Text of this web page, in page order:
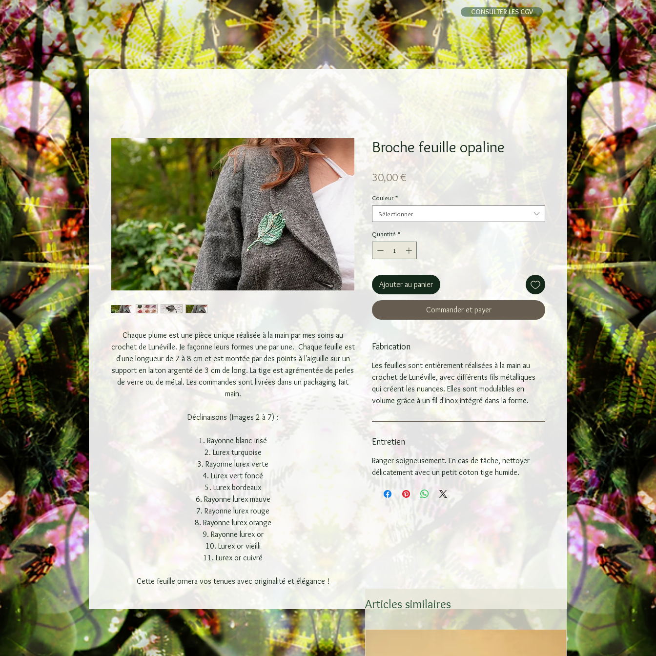
CONSULTER LES CGV
Chaque plume est une pièce unique réalisée à la main par mes soins au
crochet de Lunéville. Je façonne leurs formes une par une. Chaque feuille est
d'une longueur de 7 à 8 cm et est montée par des points à l'aiguille sur un
support en laiton argenté de 3 cm de long. La tige est agrémentée de perles
de verre ou de métal. Les commandes sont livrées dans un packaging fait
main.
Déclinaisons (Images 2 à 7) :
1. Rayonne blanc irisé
2. Lurex turquoise
3. Rayonne lurex verte
4. Lurex vert foncé
5. Lurex bordeaux
6. Rayonne lurex mauve
7. Rayonne lurex rouge
8. Rayonne lurex orange
9. Rayonne lurex or
10. Lurex or vieilli
11. Lurex or cuivré
Cette feuille ornera vos tenues avec originalité et élégance !
Broche feuille opaline
30,00 €
Couleur *
Sélectionner
Quantité *
Ajouter au panier
Commander et payer
Fabrication
Les feuilles sont entièrement réalisées à la main au
crochet de Lunéville, avec différents fils métalliques
qui créent les nuances. Elles sont modulables en
volume grâce à un fil d'inox intégré dans la forme.
Entretien
Ranger soigneusement. En cas de tâche, nettoyer
délicatement avec un petit coton tige humide.
Articles similaires